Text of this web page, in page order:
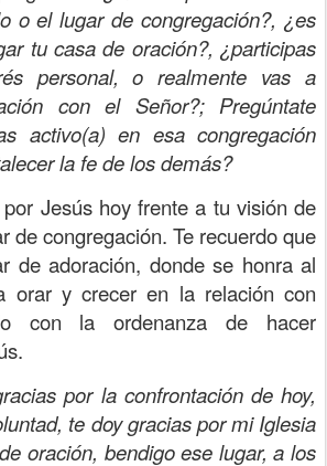
o el lugar de congregación?, ¿es
tu casa de oración?, ¿participas
personal, o realmente vas a
con el Señor?; Pregúntate
activo(a) en esa congregación
la fe de los demás?
Jesús hoy frente a tu visión de
de congregación. Te recuerdo que
de adoración, donde se honra al
orar y crecer en la relación con
con la ordenanza de hacer
por la confrontación de hoy,
te doy gracias por mi Iglesia
oración, bendigo ese lugar, a los